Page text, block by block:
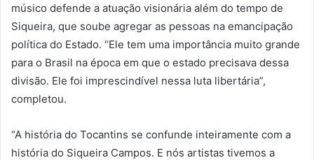
músico defende a atuação visionária além do tempo de
Siqueira, que soube agregar as pessoas na emancipação
política do Estado. “Ele tem uma importância muito grande
para o Brasil na época em que o estado precisava dessa
divisão. Ele foi imprescindível nessa luta libertária”,
completou.
“A história do Tocantins se confunde inteiramente com a
história do Siqueira Campos. E nós artistas tivemos a